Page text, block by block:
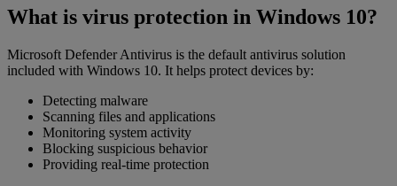
What is virus protection in Windows 10?
Microsoft Defender Antivirus is the default antivirus solution
included with Windows 10. It helps protect devices by:
Detecting malware
Scanning files and applications
Monitoring system activity
Blocking suspicious behavior
Providing real-time protection